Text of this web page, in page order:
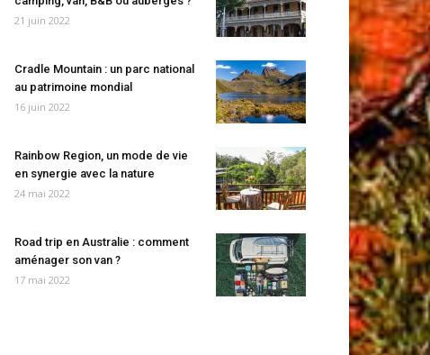
21 juin 2022
Cradle Mountain : un parc national
au patrimoine mondial
16 juin 2022
Rainbow Region, un mode de vie
en synergie avec la nature
24 mai 2022
Road trip en Australie : comment
aménager son van ?
17 mai 2022